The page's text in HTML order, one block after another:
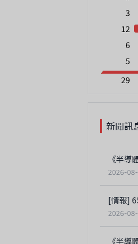
3
12
6
5
29
新聞訊
《半導
2026-
[情報]
2026-
《半導